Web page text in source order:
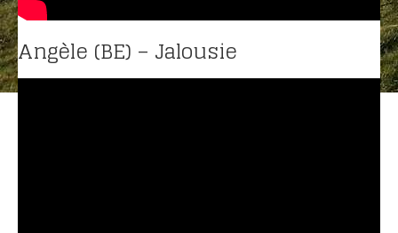
ANCIENNES ÉMISSIONS
Angèle (BE) – Jalousie